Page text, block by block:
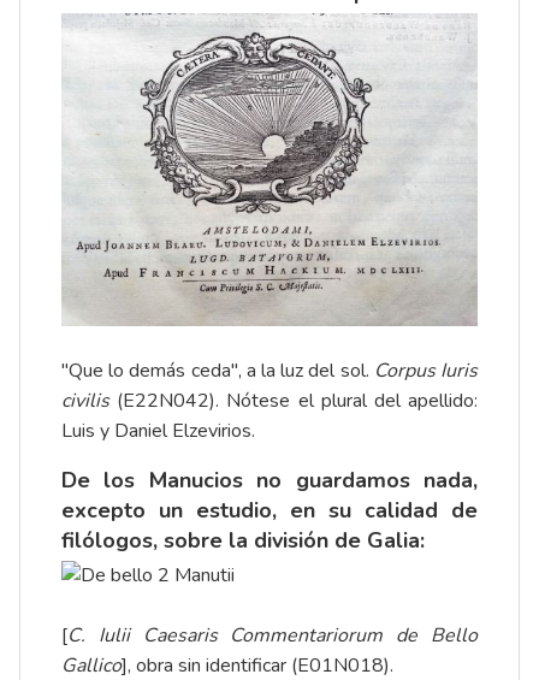
"Que lo demás ceda", a la luz del sol. Corpus Iuris
civilis(E22N042). Nótese el plural del apellido:
Luis y Daniel Elzevirios.
De los Manucios no guardamos nada,
excepto un estudio, en su calidad de
filólogos, sobre la división de Galia:
[C. Iulii Caesaris Commentariorum de Bello
Gallico], obra sin identificar (E01N018).